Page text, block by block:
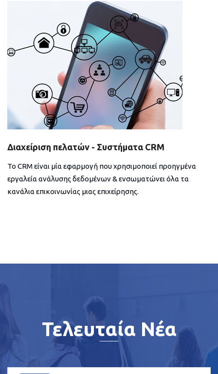
Διαχείριση πελατών - Συστήματα CRM
Το CRM είναι μία εφαρμογή που χρησιμοποιεί προηγμένα
εργαλεία ανάλυσης δεδομένων & ενσωματώνει όλα τα
κανάλια επικοινωνίας μιας επιχείρησης.
Τελευταία Νέα